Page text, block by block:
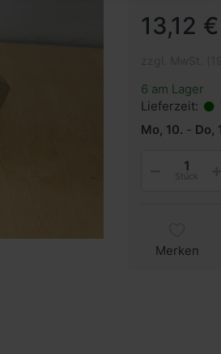
13,12
6 am Lager
Lieferzeit:
Mo, 10. - Do,
Stück
Merken